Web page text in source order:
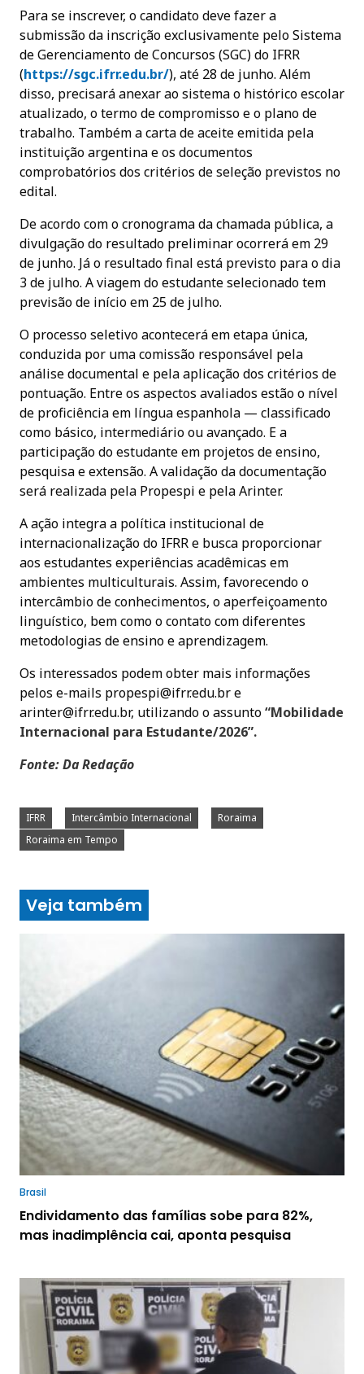
Para se inscrever, o candidato deve fazer a
submissão da inscrição exclusivamente pelo Sistema
de Gerenciamento de Concursos (SGC) do IFRR
(https://sgc.ifrr.edu.br/), até 28 de junho. Além
disso, precisará anexar ao sistema o histórico escolar
atualizado, o termo de compromisso e o plano de
trabalho. Também a carta de aceite emitida pela
instituição argentina e os documentos
comprobatórios dos critérios de seleção previstos no
edital.
De acordo com o cronograma da chamada pública, a
divulgação do resultado preliminar ocorrerá em 29
de junho. Já o resultado final está previsto para o dia
3 de julho. A viagem do estudante selecionado tem
previsão de início em 25 de julho.
O processo seletivo acontecerá em etapa única,
conduzida por uma comissão responsável pela
análise documental e pela aplicação dos critérios de
pontuação. Entre os aspectos avaliados estão o nível
de proficiência em língua espanhola — classificado
como básico, intermediário ou avançado. E a
participação do estudante em projetos de ensino,
pesquisa e extensão. A validação da documentação
será realizada pela Propespi e pela Arinter.
A ação integra a política institucional de
internacionalização do IFRR e busca proporcionar
aos estudantes experiências acadêmicas em
ambientes multiculturais. Assim, favorecendo o
intercâmbio de conhecimentos, o aperfeiçoamento
linguístico, bem como o contato com diferentes
metodologias de ensino e aprendizagem.
Os interessados podem obter mais informações
pelos e-mails propespi@ifrr.edu.bre
arinter@ifrr.edu.br, utilizando o assunto“Mobilidade
Internacional para Estudante/2026”.
Fonte: Da Redação
IFRR Intercâmbio Internacional
Roraima
Roraima em Tempo
Veja também
Brasil
Endividamento das famílias sobe para 82%,
mas inadimplência cai, aponta pesquisa